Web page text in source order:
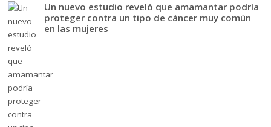
Un nuevo estudio reveló que amamantar podría
proteger contra un tipo de cáncer muy común
en las mujeres